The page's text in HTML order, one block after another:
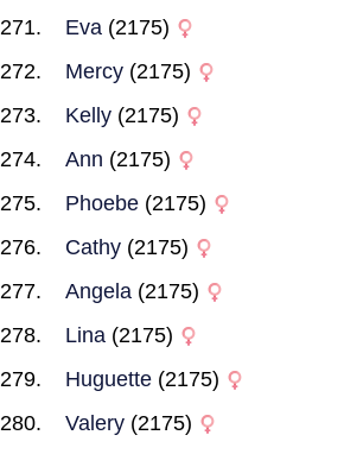
Eva (2175)
Mercy (2175)
Kelly (2175)
Ann (2175)
Phoebe (2175)
Cathy (2175)
Angela (2175)
Lina (2175)
Huguette (2175)
Valery (2175)